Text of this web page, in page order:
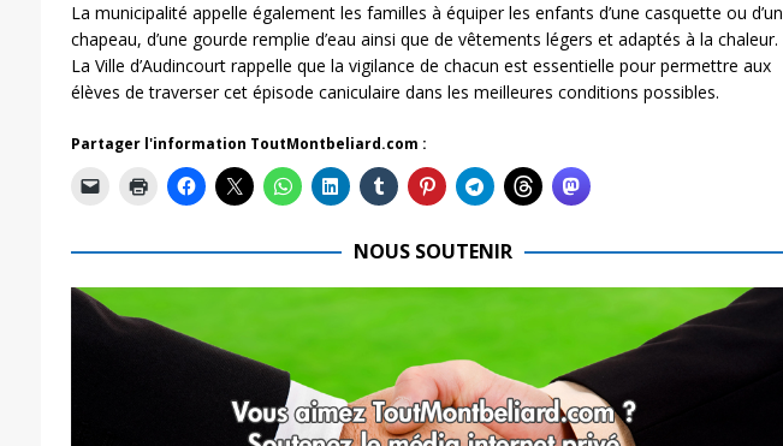
La municipalité appelle également les familles à équiper les enfants d’une casquette ou d’un
chapeau, d’une gourde remplie d’eau ainsi que de vêtements légers et adaptés à la chaleur.
La Ville d’Audincourt rappelle que la vigilance de chacun est essentielle pour permettre aux
élèves de traverser cet épisode caniculaire dans les meilleures conditions possibles.
Partager l'information ToutMontbeliard.com :
NOUS SOUTENIR